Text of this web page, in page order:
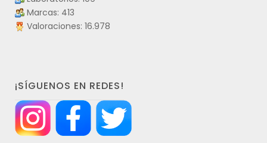
Marcas: 413
Valoraciones: 16.978
¡SÍGUENOS EN REDES!